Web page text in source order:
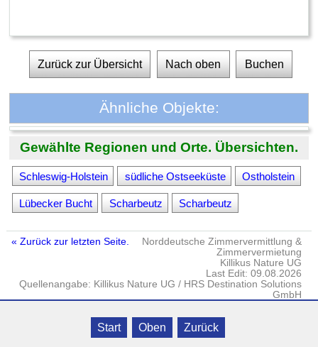
Zurück zur Übersicht Nach oben Buchen
Ähnliche Objekte:
Gewählte Regionen und Orte. Übersichten.
Schleswig-Holstein südliche Ostseeküste Ostholstein
Lübecker Bucht Scharbeutz Scharbeutz
« Zurück zur letzten Seite.
Norddeutsche Zimmervermittlung &
Zimmervermietung
Killikus Nature UG
Last Edit: 09.08.2026
Quellenangabe: Killikus Nature UG / HRS Destination Solutions
GmbH
DATENSCHUTZ· © Killikus® Nature UG · Gielow · Fritz-
Reuter-Str. 18
Start Oben Zurück